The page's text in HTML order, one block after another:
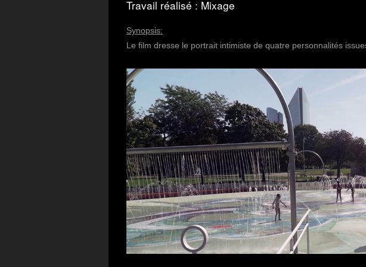
Travail réalisé : Mixage
Synopsis:
Le film dresse le portrait intimiste de quatre personnalités